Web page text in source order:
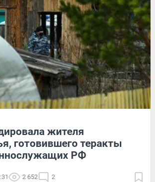
жителя
готовившего теракты
РФ
2 652 2